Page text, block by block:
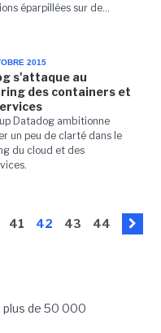
éparpillées sur de...
2015
s'attaque au
des containers et
Datadog ambitionne
un peu de clarté dans le
du cloud et des
41 42 43 44
de 50 000